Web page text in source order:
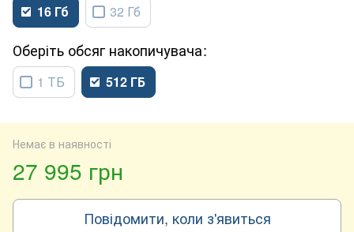
16 Гб 32 Гб
обсяг накопичувача
1 ТБ 512 ГБ
Немає в наявності
27 995 грн
Повідомити, коли з'явиться